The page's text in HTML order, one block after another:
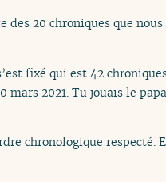
20 chroniques que nous
fixé qui est 42
2021. Tu jouais le papa
chronologique respecté.